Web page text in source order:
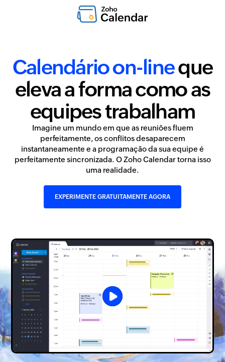
Calendário on-lineque
eleva a forma como as
equipes trabalham
Imagine um mundo em que as reuniões fluem
perfeitamente, os conflitos desaparecem
instantaneamente e a programação da sua equipe é
perfeitamente sincronizada. O Zoho Calendar torna isso
uma realidade.
EXPERIMENTE GRATUITAMENTE AGORA